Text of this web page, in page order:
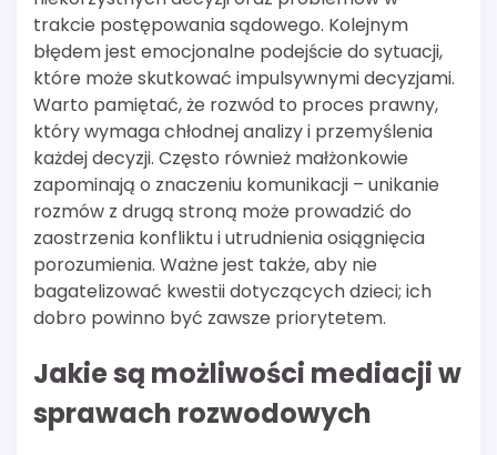
trakcie postępowania sądowego. Kolejnym
błędem jest emocjonalne podejście do sytuacji,
które może skutkować impulsywnymi decyzjami.
Warto pamiętać, że rozwód to proces prawny,
który wymaga chłodnej analizy i przemyślenia
każdej decyzji. Często również małżonkowie
zapominają o znaczeniu komunikacji – unikanie
rozmów z drugą stroną może prowadzić do
zaostrzenia konfliktu i utrudnienia osiągnięcia
porozumienia. Ważne jest także, aby nie
bagatelizować kwestii dotyczących dzieci; ich
dobro powinno być zawsze priorytetem.
Jakie są możliwości mediacji w
sprawach rozwodowych